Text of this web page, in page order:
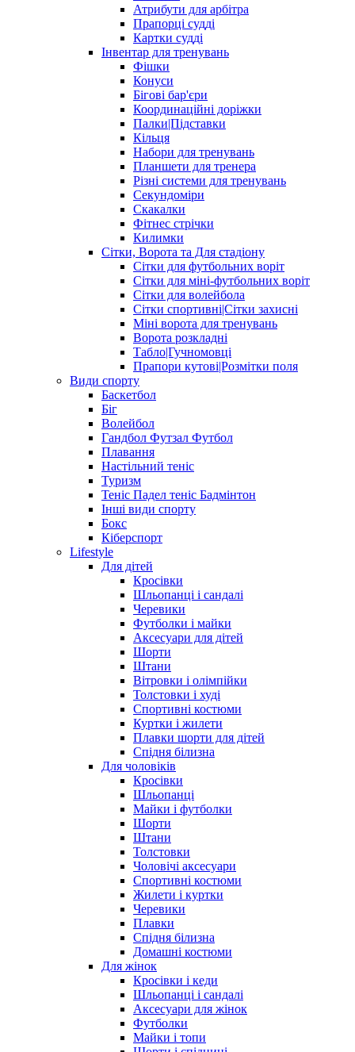
Атрибути для арбітра
Прапорці судді
Картки судді
Інвентар для тренувань
Фішки
Конуси
Бігові бар'єри
Координаційні доріжки
Палки|Підставки
Кільця
Набори для тренувань
Планшети для тренера
Різні системи для тренувань
Секундоміри
Скакалки
Фітнес стрічки
Килимки
Сітки, Ворота та Для стадіону
Сітки для футбольних воріт
Сітки для міні-футбольних воріт
Сітки для волейбола
Сітки спортивні|Cітки захисні
Міні ворота для тренувань
Ворота розкладні
Табло|Гучномовці
Прапори кутові|Розмітки поля
Види спорту
Баскетбол
Біг
Волейбол
Гандбол Футзал Футбол
Плавання
Настільний теніс
Туризм
Теніс Падел теніс Бадмінтон
Інші види спорту
Бокс
Кіберспорт
Lifestyle
Для дітей
Кросівки
Шльопанці і сандалі
Черевики
Футболки і майки
Аксесуари для дітей
Шорти
Штани
Вітровки і олімпійки
Толстовки і худі
Спортивні костюми
Куртки і жилети
Плавки шорти для дітей
Спідня білизна
Для чоловіків
Кросівки
Шльопанці
Майки і футболки
Шорти
Штани
Толстовки
Чоловічі аксесуари
Спортивні костюми
Жилети і куртки
Черевики
Плавки
Спідня білизна
Домашні костюми
Для жінок
Кросівки і кеди
Шльопанці і сандалі
Аксесуари для жінок
Футболки
Майки і топи